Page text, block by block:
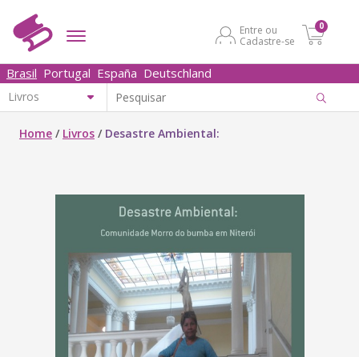
Entre ou
Cadastre-se
0
Brasil Portugal España Deutschland
Home / Livros / Desastre Ambiental: